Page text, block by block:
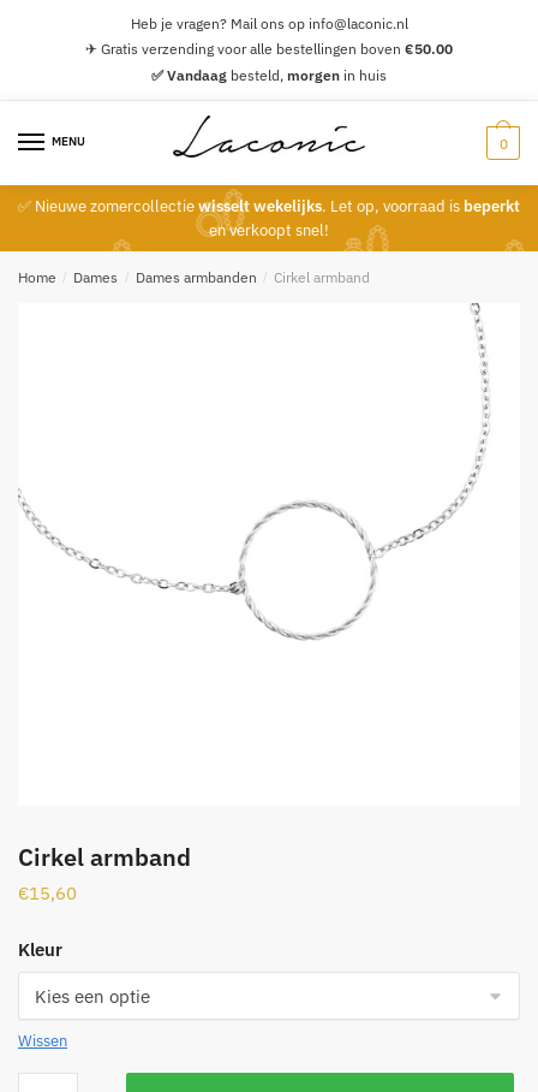
Heb je vragen? Mail ons op info@laconic.nl
✈ Gratis verzending voor alle bestellingen boven €50.00
✅ Vandaag besteld, morgen in huis
MENU 0
✅ Nieuwe zomercollectiewisselt wekelijks. Let op, voorraad is beperkt
en verkoopt snel!
Home / Dames / Dames armbanden / Cirkel armband
Cirkel armband
€15,60
Kleur
Wissen